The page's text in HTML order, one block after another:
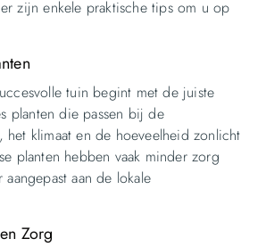
zijn enkele praktische tips om u op
tuin begint met de juiste
planten die passen bij de
het klimaat en de hoeveelheid zonlicht
planten hebben vaak minder zorg
aan de lokale
Zorg